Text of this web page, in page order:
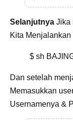
Selanjutnya Jika
Kita
$ sh
Dan setelah
Memasukkan
Usernamenya &